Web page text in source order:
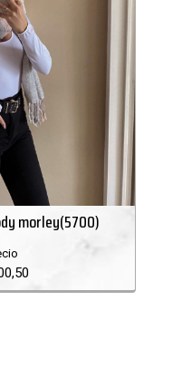
morley(5700)